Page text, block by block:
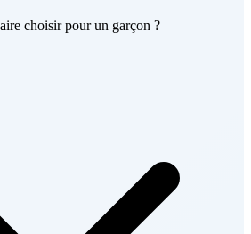
choisir pour un garçon ?